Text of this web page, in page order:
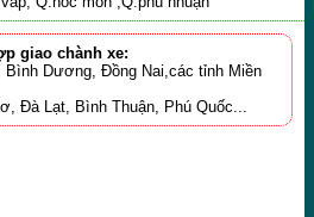
giao chành xe:
Bình Dương, Đồng Nai,các tỉnh Miền
Đà Lạt, Bình Thuận, Phú Quốc...